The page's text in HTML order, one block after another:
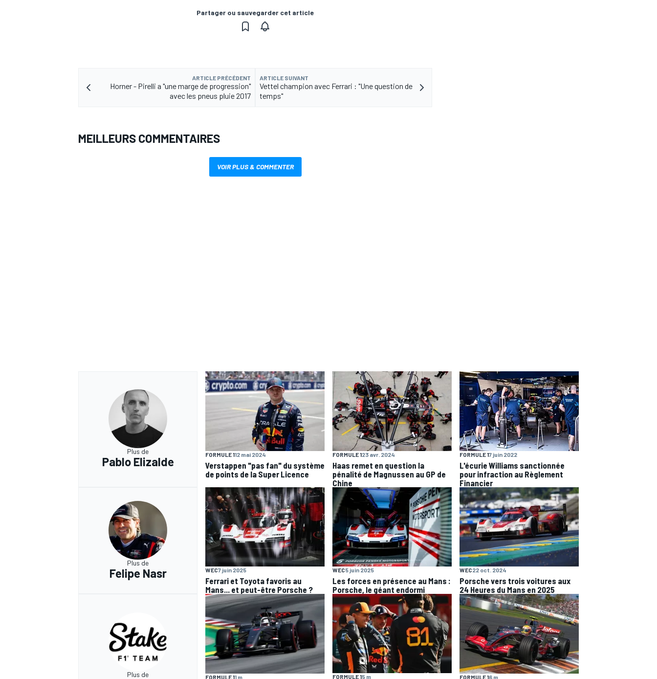
AUTRES CHAMPIONNATS
Partager ou sauvegarder cet article
ARTICLE PRÉCÉDENT
Horner - Pirelli a "une marge de progression"
avec les pneus pluie 2017
ARTICLE SUIVANT
Vettel champion avec Ferrari : "Une question de
temps"
MEILLEURS COMMENTAIRES
VOIR PLUS & COMMENTER
Plus de
Pablo Elizalde
FORMULE 112 mai 2024
Verstappen "pas fan" du système
de points de la Super Licence
FORMULE 123 avr. 2024
Haas remet en question la
pénalité de Magnussen au GP de
Chine
FORMULE 17 juin 2022
L'écurie Williams sanctionnée
pour infraction au Règlement
Financier
Plus de
Felipe Nasr WEC7 juin 2025
Ferrari et Toyota favoris au
Mans... et peut-être Porsche ?
WEC5 juin 2025
Les forces en présence au Mans :
Porsche, le géant endormi
WEC22 oct. 2024
Porsche vers trois voitures aux
24 Heures du Mans en 2025
Plus de FORMULE 11 m FORMULE 15 m FORMULE 16 m